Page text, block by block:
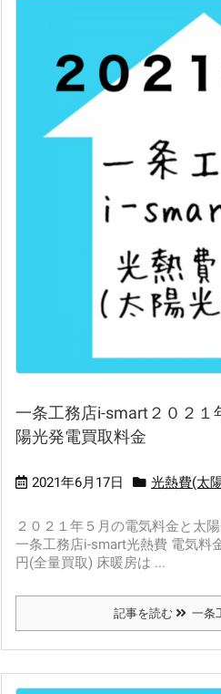
一条工務店i-smart２０２１
陽光発電買取料金
2021年6月17日 光熱費(太
２０２１年５月の電気料金と太
一条工務店i-smart光熱費 電気料
円(全量買取) 床暖房は ...
記事を読む 一条